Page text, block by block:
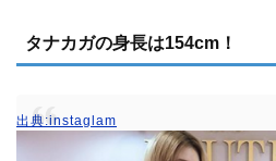
タナカガの身長は154cm！
出典:instaglam